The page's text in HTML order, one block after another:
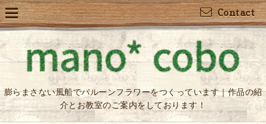
Contact
膨らまさない風船でバルーンフラワーをつくっています｜作品の紹
介とお教室のご案内をしております！